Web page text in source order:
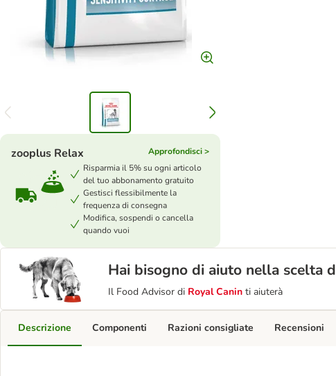
zooplus Relax
Approfondisci >
Risparmia il 5% su ogni articolo
del tuo abbonamento gratuito
Gestisci flessibilmente la
frequenza di consegna
Modifica, sospendi o cancella
quando vuoi
Hai bisogno di aiuto nella scelta
Il Food Advisor di Royal Canin ti aiuterà
Descrizione Componenti Razioni consigliate Recensioni